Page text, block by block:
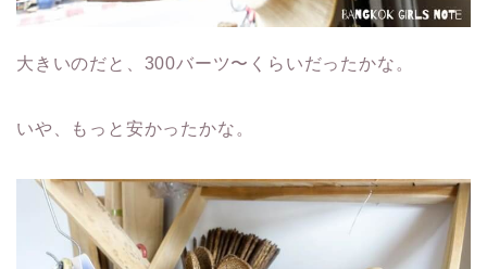
大きいのだと、300バーツ〜くらいだったかな。
いや、もっと安かったかな。